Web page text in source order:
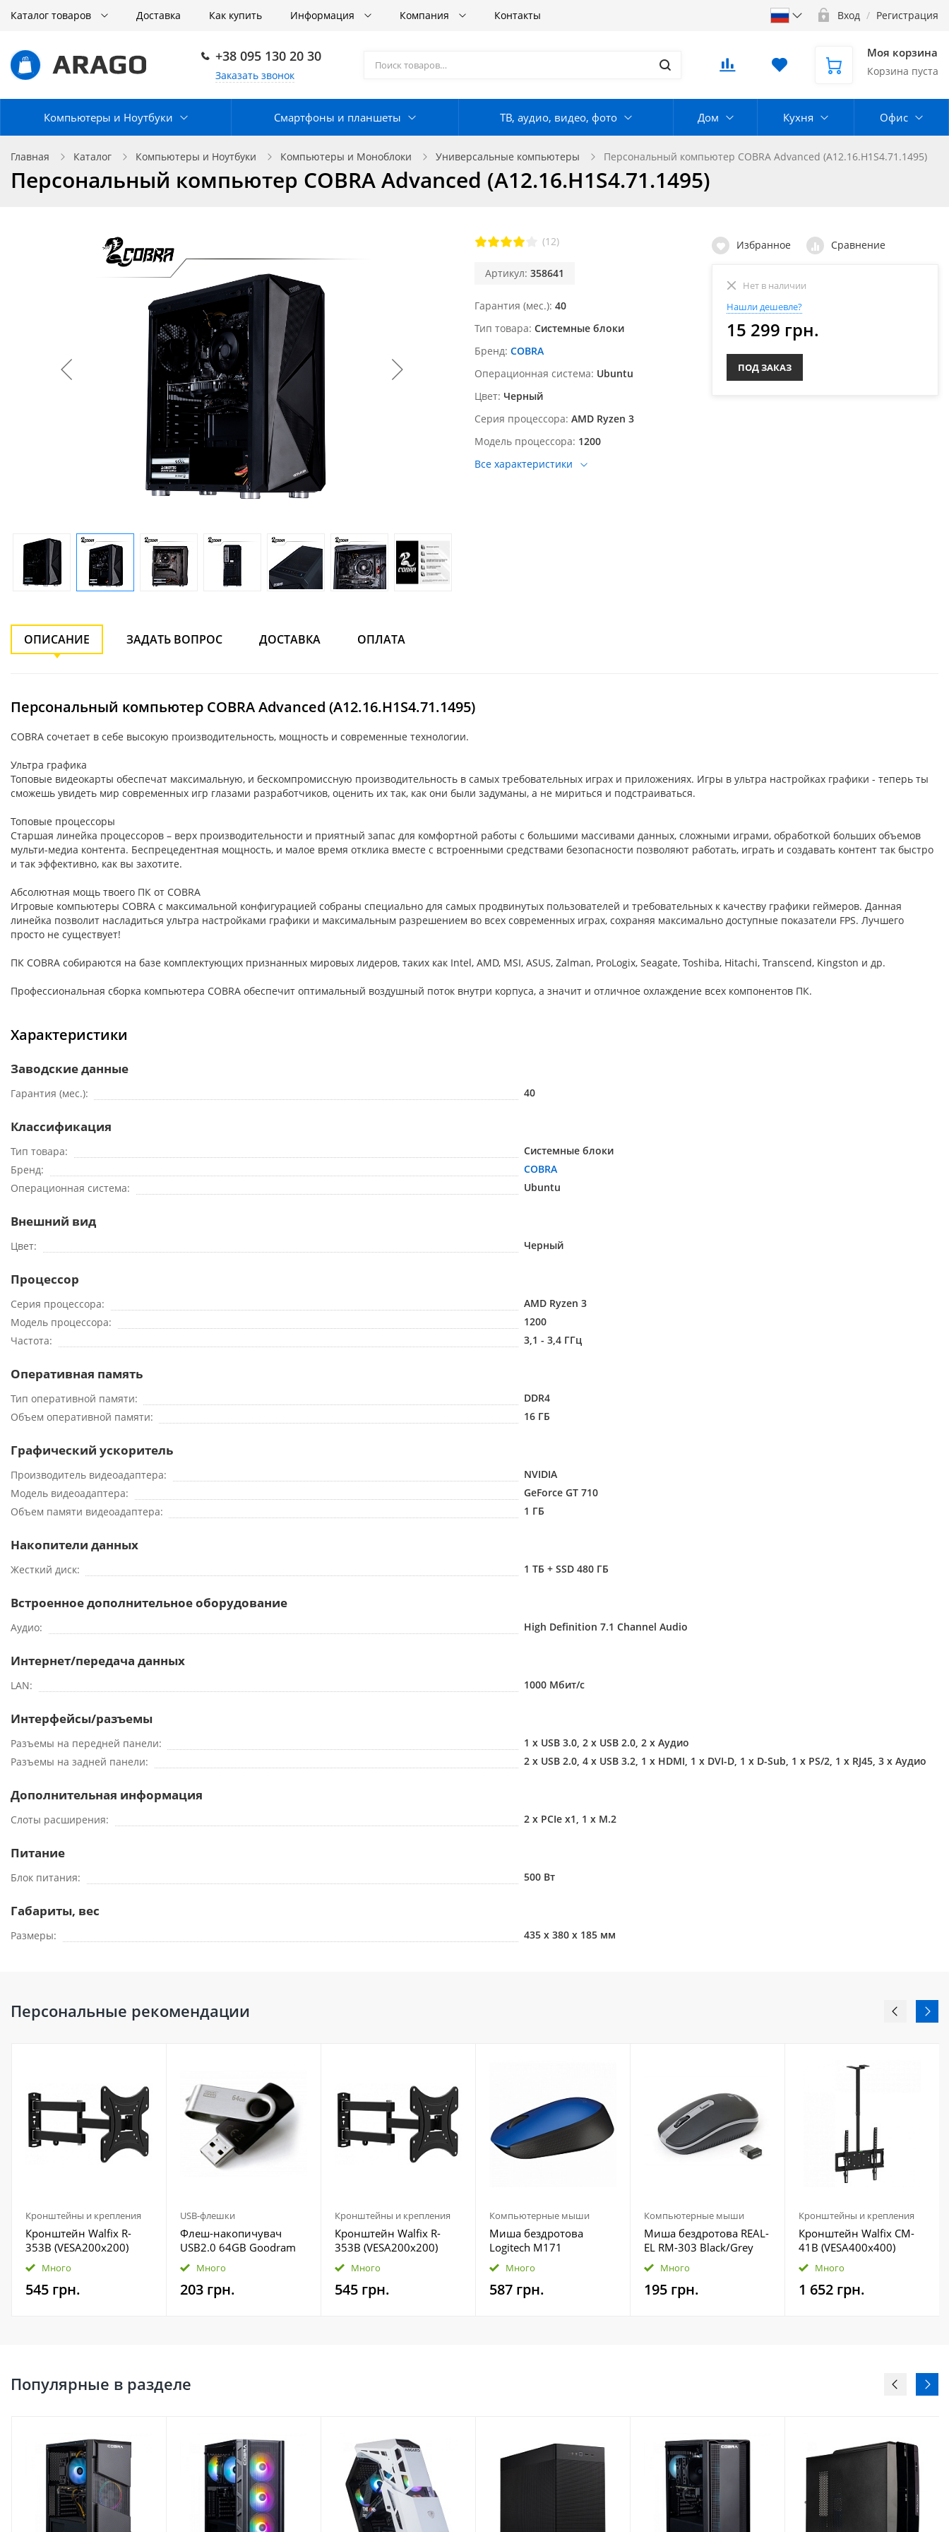
Каталог товаров Доставка Как купить Информация Компания Контакты Вход / Регистрация
+38 095 130 20 30
Заказать звонок
Моя корзина
Корзина пуста
Компьютеры и Ноутбуки Смартфоны и планшеты ТВ, аудио, видео, фото Дом Кухня Офис
Главная Каталог Компьютеры и Ноутбуки Компьютеры и Моноблоки Универсальные компьютеры Персональный компьютер COBRA Advanced (A12.16.H1S4.71.1495)
Персональный компьютер COBRA Advanced (A12.16.H1S4.71.1495)
(12)
Артикул: 358641
Гарантия (мес.) 40
Тип товара Системные блоки
Бренд COBRA
Операционная система Ubuntu
Цвет Черный
Серия процессора AMD Ryzen 3
Модель процессора 1200
Все характеристики
Избранное Сравнение
Нет в наличии
Нашли дешевле?
15 299 грн.
ПОД ЗАКАЗ
ОПИСАНИЕ ЗАДАТЬ ВОПРОС ДОСТАВКА ОПЛАТА
Персональный компьютер COBRA Advanced (A12.16.H1S4.71.1495)
COBRA сочетает в себе высокую производительность, мощность и современные технологии.
Ультра графика
Топовые видеокарты обеспечат максимальную, и бескомпромиссную производительность в самых требовательных играх и приложениях. Игры в ультра настройках графики - теперь ты
сможешь увидеть мир современных игр глазами разработчиков, оценить их так, как они были задуманы, а не мириться и подстраиваться.
Топовые процессоры
Старшая линейка процессоров – верх производительности и приятный запас для комфортной работы с большими массивами данных, сложными играми, обработкой больших объемов
мульти-медиа контента. Беспрецедентная мощность, и малое время отклика вместе с встроенными средствами безопасности позволяют работать, играть и создавать контент так быстро
и так эффективно, как вы захотите.
Абсолютная мощь твоего ПК от COBRA
Игровые компьютеры COBRA с максимальной конфигурацией собраны специально для самых продвинутых пользователей и требовательных к качеству графики геймеров. Данная
линейка позволит насладиться ультра настройками графики и максимальным разрешением во всех современных играх, сохраняя максимально доступные показатели FPS. Лучшего
просто не существует!
ПК COBRA собираются на базе комплектующих признанных мировых лидеров, таких как Intel, AMD, MSI, ASUS, Zalman, ProLogix, Seagate, Toshiba, Hitachi, Transcend, Kingston и др.
Профессиональная сборка компьютера COBRA обеспечит оптимальный воздушный поток внутри корпуса, а значит и отличное охлаждение всех компонентов ПК.
Характеристики
Заводские данные
Гарантия (мес.) 40
Классификация
Тип товара
Системные блоки
Бренд
COBRA
Операционная система
Ubuntu
Внешний вид
Цвет Черный
Процессор
Серия процессора
AMD Ryzen 3
Модель процессора
1200
Частота
3,1 - 3,4 ГГц
Оперативная память
Тип оперативной памяти
DDR4
Объем оперативной памяти
16 ГБ
Графический ускоритель
Производитель видеоадаптера
NVIDIA
Модель видеоадаптера
GeForce GT 710
Объем памяти видеоадаптера
1 ГБ
Накопители данных
Жесткий диск 1 ТБ + SSD 480 ГБ
Встроенное дополнительное оборудование
Аудио High Definition 7.1 Channel Audio
Интернет/передача данных
LAN 1000 Мбит/с
Интерфейсы/разъемы
Разъемы на передней панели
1 x USB 3.0, 2 x USB 2.0, 2 х Аудио
Разъемы на задней панели
2 x USB 2.0, 4 x USB 3.2, 1 x HDMI, 1 x DVI-D, 1 x D-Sub, 1 x PS/2, 1 x RJ45, 3 x Аудио
Дополнительная информация
Слоты расширения 2 x PCIe x1, 1 х M.2
Питание
Блок питания 500 Вт
Габариты, вес
Размеры 435 х 380 х 185 мм
Персональные рекомендации
Кронштейны и крепления
Кронштейн Walfix R-
353B (VESA200х200)
Много
545 грн.
USB-флешки
Флеш-накопичувач
USB2.0 64GB Goodram
UTS2 (Twister) Black
(UTS2-0640K0R11)
Много
203 грн.
Кронштейны и крепления
Кронштейн Walfix R-
353B (VESA200х200)
Много
545 грн.
Компьютерные мыши
Миша бездротова
Logitech M171
Blue/Black (910-004640)
Много
587 грн.
Компьютерные мыши
Миша бездротова REAL-
EL RM-303 Black/Grey
Много
195 грн.
Кронштейны и крепления
Кронштейн Walfix CM-
41B (VESA400х400)
Много
1 652 грн.
Популярные в разделе